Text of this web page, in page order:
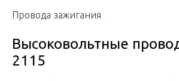
Провода зажигания
Высоковольтные
2115